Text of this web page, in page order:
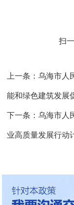
扫
上一条：乌海市人
能和绿色建筑发展
下一条：乌海市人
业高质量发展行动